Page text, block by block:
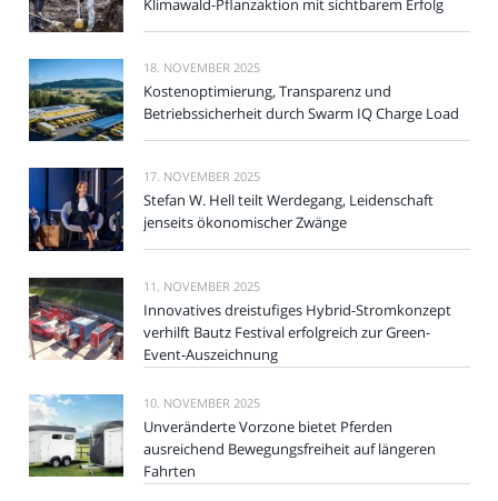
Klimawald-Pflanzaktion mit sichtbarem Erfolg
18. NOVEMBER 2025
Kostenoptimierung, Transparenz und
Betriebssicherheit durch Swarm IQ Charge Load
17. NOVEMBER 2025
Stefan W. Hell teilt Werdegang, Leidenschaft
jenseits ökonomischer Zwänge
11. NOVEMBER 2025
Innovatives dreistufiges Hybrid-Stromkonzept
verhilft Bautz Festival erfolgreich zur Green-
Event-Auszeichnung
10. NOVEMBER 2025
Unveränderte Vorzone bietet Pferden
ausreichend Bewegungsfreiheit auf längeren
Fahrten